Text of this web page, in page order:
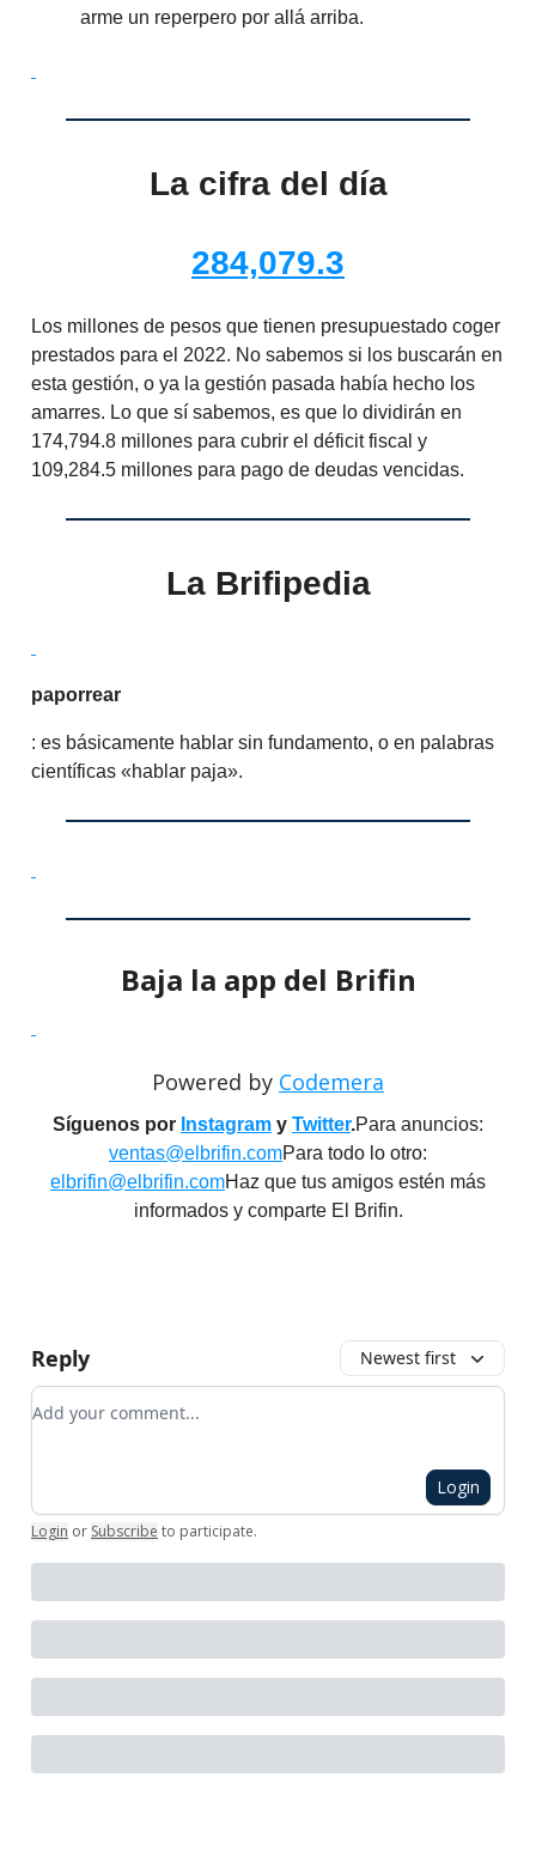
arme un reperpero por allá arriba.
La cifra del día
284,079.3
Los millones de pesos que tienen presupuestado coger
prestados para el 2022. No sabemos si los buscarán en
esta gestión, o ya la gestión pasada había hecho los
amarres. Lo que sí sabemos, es que lo dividirán en
174,794.8 millones para cubrir el déficit fiscal y
109,284.5 millones para pago de deudas vencidas.
La Brifipedia
paporrear
: es básicamente hablar sin fundamento, o en palabras
científicas «hablar paja».
Baja la app del Brifin
Powered by Codemera
Síguenos por Instagram y Twitter.Para anuncios:
ventas@elbrifin.comPara todo lo otro:
elbrifin@elbrifin.comHaz que tus amigos estén más
informados y comparte El Brifin.
Reply Newest first
Add your comment
Login
Login or Subscribe to participate.